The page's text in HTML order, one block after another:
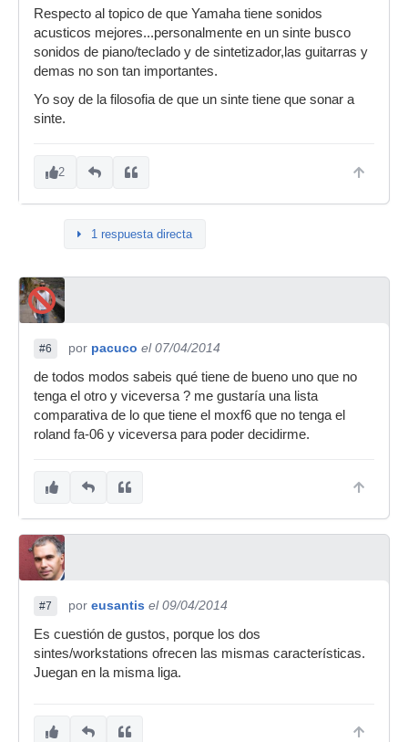
Respecto al topico de que Yamaha tiene sonidos
acusticos mejores...personalmente en un sinte busco
sonidos de piano/teclado y de sintetizador,las guitarras y
demas no son tan importantes.
Yo soy de la filosofia de que un sinte tiene que sonar a
sinte.
2
1 respuesta directa
#6 por pacuco el 07/04/2014
de todos modos sabeis qué tiene de bueno uno que no
tenga el otro y viceversa ? me gustaría una lista
comparativa de lo que tiene el moxf6 que no tenga el
roland fa-06 y viceversa para poder decidirme.
#7 por eusantis el 09/04/2014
Es cuestión de gustos, porque los dos
sintes/workstations ofrecen las mismas características.
Juegan en la misma liga.